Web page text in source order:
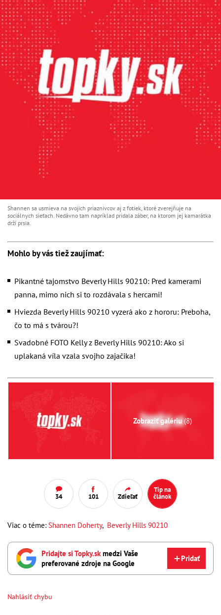
Shannen sa usmieva na svojich priaznivcov aj z fotiek, ktoré zverejňuje na
sociálnych sieťach. Nedávno tam napríklad pridala záber, na ktorom jej kamarátka
drží prsia.
Mohlo by vás tiež zaujímať:
Pikantné tajomstvo Beverly Hills 90210: Pred kamerami
panna, mimo nich si to rozdávala s hercami!
Hviezda Beverly Hills 90210 vyzerá ako z hororu: Preboha,
čo to má s tvárou?!
Svadobné FOTO Kelly z Beverly Hills 90210: Ako si
uplakaná víla vzala svojho zajačika!
Zobraziť galériu(8)
34 101 Zdieľať
Tip na
článok
Viac o téme: Shannen Doherty, Beverly Hills 90210
Pridajte si Topky.sk medzi Vaše
preferované zdroje na Google
Pridať
Nahlásiť chybu